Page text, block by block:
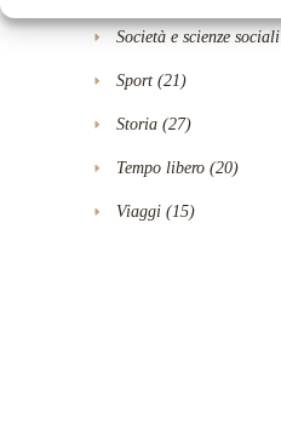
Società e scienze sociali
Sport (21)
Storia (27)
Tempo libero (20)
Viaggi (15)